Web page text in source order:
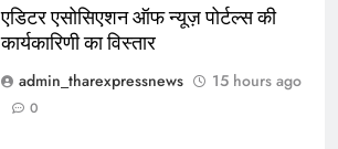
एडिटर एसोसिएशन ऑफ न्यूज़ पोर्टल्स की
कार्यकारिणी का विस्तार
admin_tharexpressnews
15 hours ago
0